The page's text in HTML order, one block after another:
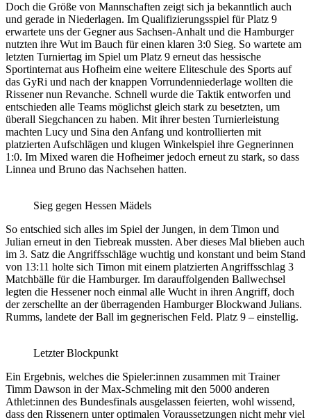
Doch die Größe von Mannschaften zeigt sich ja bekanntlich auch
und gerade in Niederlagen. Im Qualifizierungsspiel für Platz 9
erwartete uns der Gegner aus Sachsen-Anhalt und die Hamburger
nutzten ihre Wut im Bauch für einen klaren 3:0 Sieg. So wartete am
letzten Turniertag im Spiel um Platz 9 erneut das hessische
Sportinternat aus Hofheim eine weitere Eliteschule des Sports auf
das GyRi und nach der knappen Vorrundenniederlage wollten die
Rissener nun Revanche. Schnell wurde die Taktik entworfen und
entschieden alle Teams möglichst gleich stark zu besetzten, um
überall Siegchancen zu haben. Mit ihrer besten Turnierleistung
machten Lucy und Sina den Anfang und kontrollierten mit
platzierten Aufschlägen und klugen Winkelspiel ihre Gegnerinnen
1:0. Im Mixed waren die Hofheimer jedoch erneut zu stark, so dass
Linnea und Bruno das Nachsehen hatten.
Sieg gegen Hessen Mädels
So entschied sich alles im Spiel der Jungen, in dem Timon und
Julian erneut in den Tiebreak mussten. Aber dieses Mal blieben auch
im 3. Satz die Angriffsschläge wuchtig und konstant und beim Stand
von 13:11 holte sich Timon mit einem platzierten Angriffsschlag 3
Matchbälle für die Hamburger. Im darauffolgenden Ballwechsel
legten die Hessener noch einmal alle Wucht in ihren Angriff, doch
der zerschellte an der überragenden Hamburger Blockwand Julians.
Rumms, landete der Ball im gegnerischen Feld. Platz 9 – einstellig.
Letzter Blockpunkt
Ein Ergebnis, welches die Spieler:innen zusammen mit Trainer
Timm Dawson in der Max-Schmeling mit den 5000 anderen
Athlet:innen des Bundesfinals ausgelassen feierten, wohl wissend,
dass den Rissenern unter optimalen Voraussetzungen nicht mehr viel